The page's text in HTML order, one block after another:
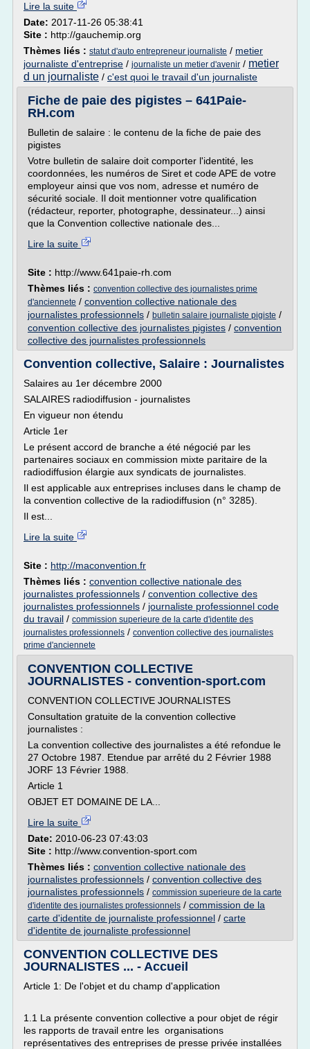
Lire la suite
Date: 2017-11-26 05:38:41
Site : http://gauchemip.org
Thèmes liés : statut d'auto entrepreneur journaliste / metier
journaliste d'entreprise / journaliste un metier d'avenir / metier
d un journaliste / c'est quoi le travail d'un journaliste
Fiche de paie des pigistes – 641Paie-
RH.com
Bulletin de salaire : le contenu de la fiche de paie des
pigistes
Votre bulletin de salaire doit comporter l'identité, les
coordonnées, les numéros de Siret et code APE de votre
employeur ainsi que vos nom, adresse et numéro de
sécurité sociale. Il doit mentionner votre qualification
(rédacteur, reporter, photographe, dessinateur...) ainsi
que la Convention collective nationale des...
Lire la suite
Site : http://www.641paie-rh.com
Thèmes liés : convention collective des journalistes prime
d'anciennete / convention collective nationale des
journalistes professionnels / bulletin salaire journaliste pigiste /
convention collective des journalistes pigistes / convention
collective des journalistes professionnels
Convention collective, Salaire : Journalistes
Salaires au 1er décembre 2000
SALAIRES radiodiffusion - journalistes
En vigueur non étendu
Article 1er
Le présent accord de branche a été négocié par les
partenaires sociaux en commission mixte paritaire de la
radiodiffusion élargie aux syndicats de journalistes.
Il est applicable aux entreprises incluses dans le champ de
la convention collective de la radiodiffusion (n° 3285).
Il est...
Lire la suite
Site : http://maconvention.fr
Thèmes liés : convention collective nationale des
journalistes professionnels / convention collective des
journalistes professionnels / journaliste professionnel code
du travail / commission superieure de la carte d'identite des
journalistes professionnels / convention collective des journalistes
prime d'anciennete
CONVENTION COLLECTIVE
JOURNALISTES - convention-sport.com
CONVENTION COLLECTIVE JOURNALISTES
Consultation gratuite de la convention collective
journalistes :
La convention collective des journalistes a été refondue le
27 Octobre 1987. Etendue par arrêté du 2 Février 1988
JORF 13 Février 1988.
Article 1
OBJET ET DOMAINE DE LA...
Lire la suite
Date: 2010-06-23 07:43:03
Site : http://www.convention-sport.com
Thèmes liés : convention collective nationale des
journalistes professionnels / convention collective des
journalistes professionnels / commission superieure de la carte
d'identite des journalistes professionnels / commission de la
carte d'identite de journaliste professionnel / carte
d'identite de journaliste professionnel
CONVENTION COLLECTIVE DES
JOURNALISTES ... - Accueil
Article 1: De l'objet et du champ d'application
1.1 La présente convention collective a pour objet de régir
les rapports de travail entre les organisations
représentatives des entreprises de presse privée installées